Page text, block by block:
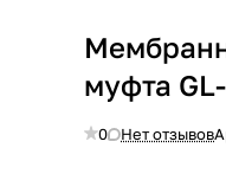
муфта
0 Нет отзывов